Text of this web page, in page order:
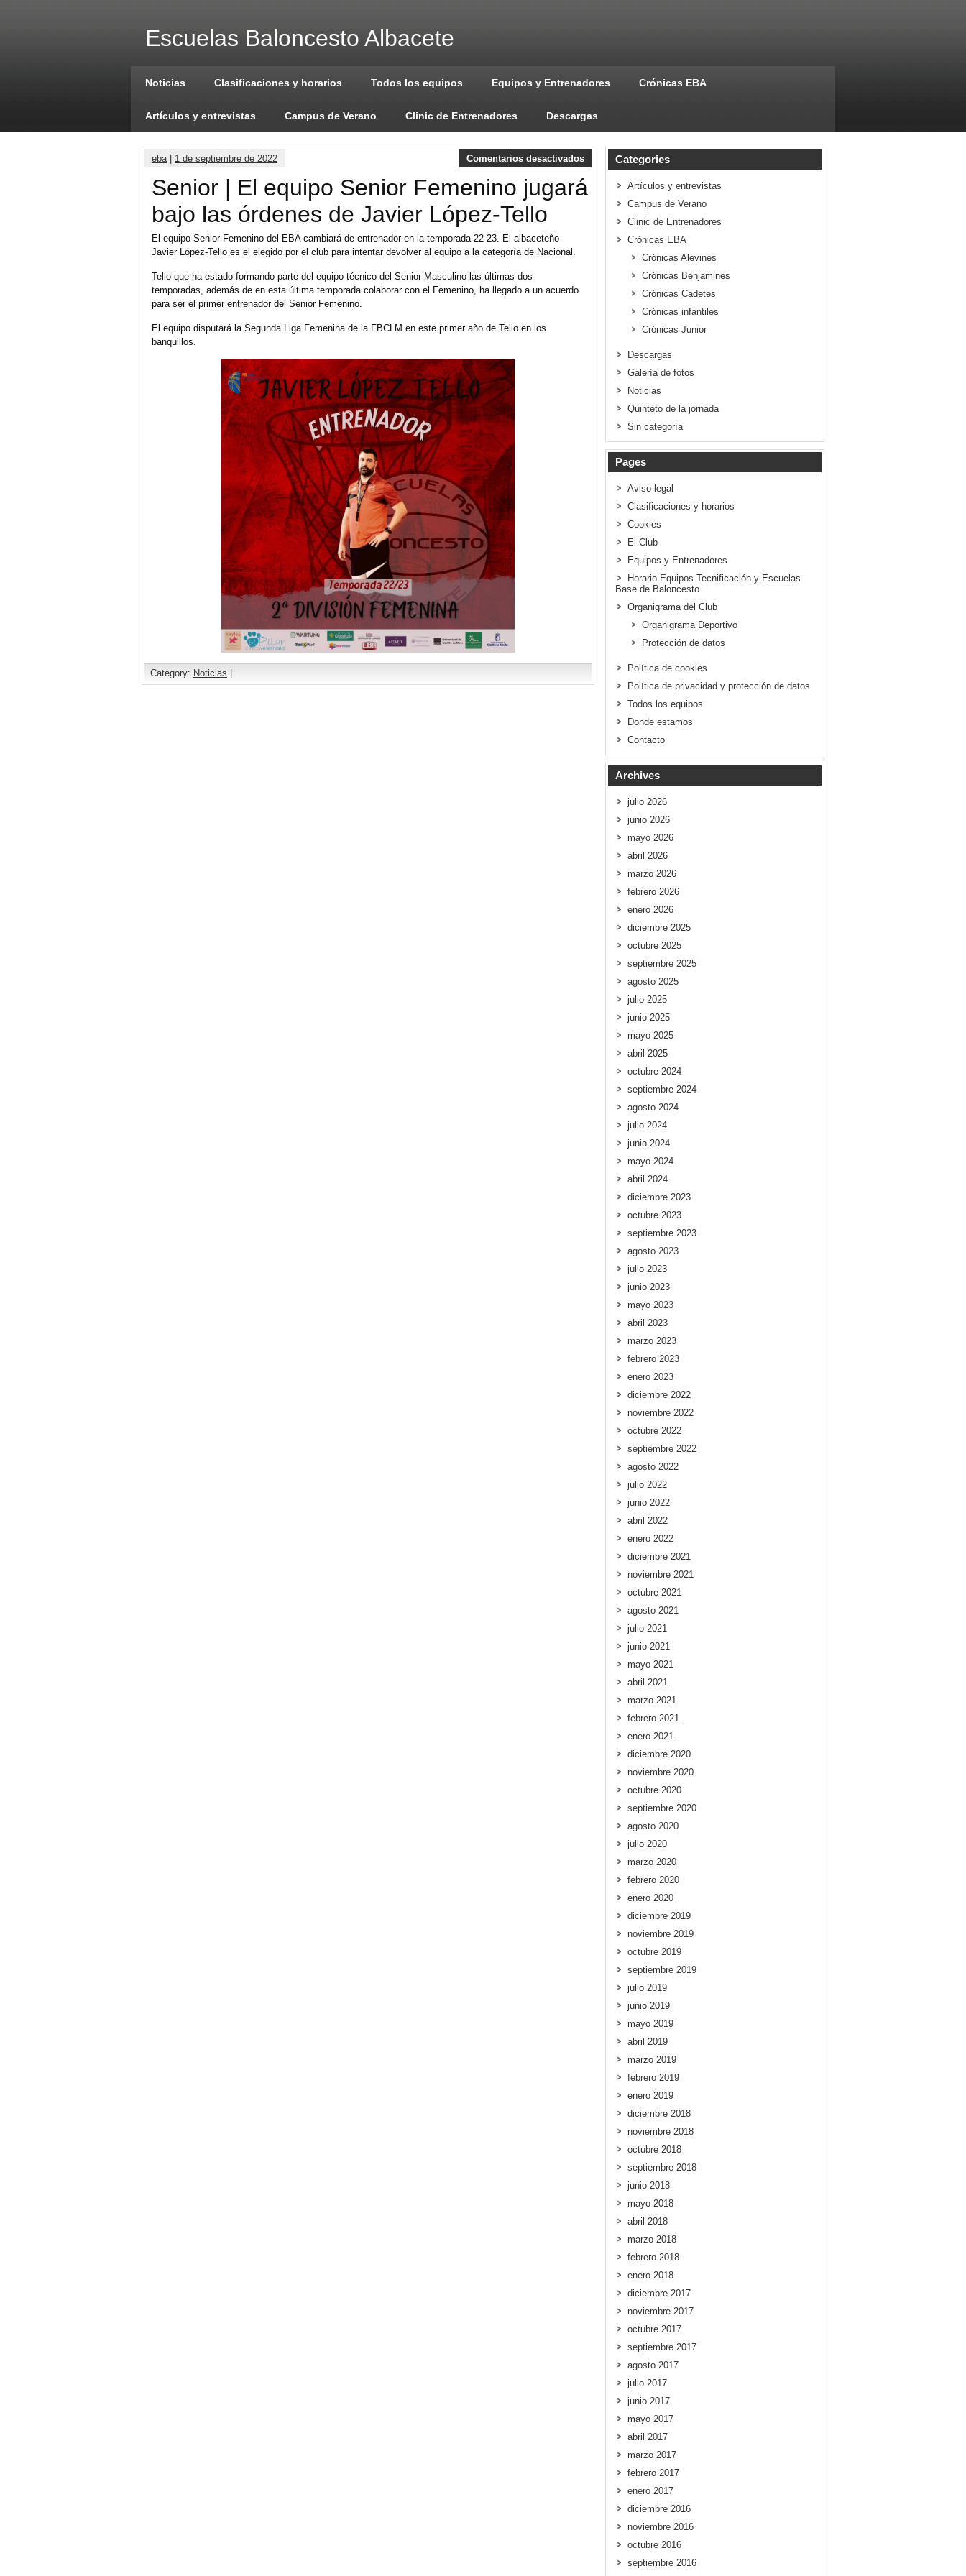
Escuelas Baloncesto Albacete
Noticias Clasificaciones y horarios Todos los equipos Equipos y Entrenadores Crónicas EBA
Artículos y entrevistas Campus de Verano Clinic de Entrenadores Descargas
eba| 1 de septiembre de 2022 Comentarios desactivados
Senior | El equipo Senior Femenino jugará
bajo las órdenes de Javier López-Tello
El equipo Senior Femenino del EBA cambiará de entrenador en la temporada 22-23. El albaceteño
Javier López-Tello es el elegido por el club para intentar devolver al equipo a la categoría de Nacional.
Tello que ha estado formando parte del equipo técnico del Senior Masculino las últimas dos
temporadas, además de en esta última temporada colaborar con el Femenino, ha llegado a un acuerdo
para ser el primer entrenador del Senior Femenino.
El equipo disputará la Segunda Liga Femenina de la FBCLM en este primer año de Tello en los
banquillos.
Category: Noticias
Categories
Artículos y entrevistas
Campus de Verano
Clinic de Entrenadores
Crónicas EBA
Crónicas Alevines
Crónicas Benjamines
Crónicas Cadetes
Crónicas infantiles
Crónicas Junior
Descargas
Galería de fotos
Noticias
Quinteto de la jornada
Sin categoría
Pages
Aviso legal
Clasificaciones y horarios
Cookies
El Club
Equipos y Entrenadores
Horario Equipos Tecnificación y Escuelas
Base de Baloncesto
Organigrama del Club
Organigrama Deportivo
Protección de datos
Política de cookies
Política de privacidad y protección de datos
Todos los equipos
Donde estamos
Contacto
Archives
julio 2026
junio 2026
mayo 2026
abril 2026
marzo 2026
febrero 2026
enero 2026
diciembre 2025
octubre 2025
septiembre 2025
agosto 2025
julio 2025
junio 2025
mayo 2025
abril 2025
octubre 2024
septiembre 2024
agosto 2024
julio 2024
junio 2024
mayo 2024
abril 2024
diciembre 2023
octubre 2023
septiembre 2023
agosto 2023
julio 2023
junio 2023
mayo 2023
abril 2023
marzo 2023
febrero 2023
enero 2023
diciembre 2022
noviembre 2022
octubre 2022
septiembre 2022
agosto 2022
julio 2022
junio 2022
abril 2022
enero 2022
diciembre 2021
noviembre 2021
octubre 2021
agosto 2021
julio 2021
junio 2021
mayo 2021
abril 2021
marzo 2021
febrero 2021
enero 2021
diciembre 2020
noviembre 2020
octubre 2020
septiembre 2020
agosto 2020
julio 2020
marzo 2020
febrero 2020
enero 2020
diciembre 2019
noviembre 2019
octubre 2019
septiembre 2019
julio 2019
junio 2019
mayo 2019
abril 2019
marzo 2019
febrero 2019
enero 2019
diciembre 2018
noviembre 2018
octubre 2018
septiembre 2018
junio 2018
mayo 2018
abril 2018
marzo 2018
febrero 2018
enero 2018
diciembre 2017
noviembre 2017
octubre 2017
septiembre 2017
agosto 2017
julio 2017
junio 2017
mayo 2017
abril 2017
marzo 2017
febrero 2017
enero 2017
diciembre 2016
noviembre 2016
octubre 2016
septiembre 2016